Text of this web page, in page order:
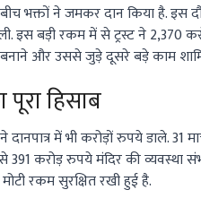
भक्तों ने जमकर दान किया है. इस
इस बड़ी रकम में से ट्रस्ट ने 2,370
और उससे जुड़े दूसरे बड़े काम
हिसाब
में भी करोड़ों रुपये डाले.
391 करोड़ रुपये मंदिर की
रकम सुरक्षित रखी हुई है.